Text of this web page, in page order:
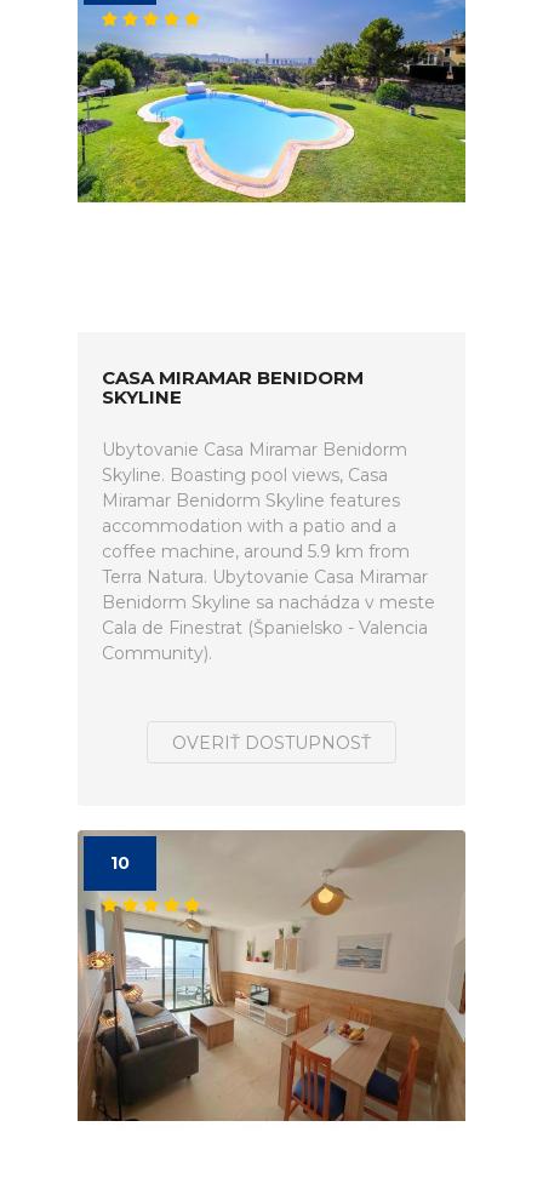
CASA MIRAMAR BENIDORM
SKYLINE
Ubytovanie Casa Miramar Benidorm
Skyline. Boasting pool views, Casa
Miramar Benidorm Skyline features
accommodation with a patio and a
coffee machine, around 5.9 km from
Terra Natura. Ubytovanie Casa Miramar
Benidorm Skyline sa nachádza v meste
Cala de Finestrat (Španielsko - Valencia
Community).
OVERIŤ DOSTUPNOSŤ
10